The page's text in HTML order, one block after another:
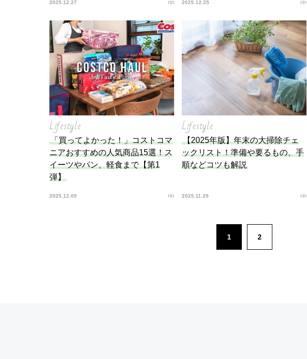
2025.12.27 rin 2025.12.25 rin
Lifestyle
「買ってよかった！」コストコマ
ニアおすすめの人気商品15選！ス
イーツやパン、軽食まで【第1
弾】
2025.12.09 rin
Lifestyle
【2025年版】年末の大掃除チェ
ックリスト！準備や要るもの、手
順などコツも解説
2025.11.29 rin
1 2